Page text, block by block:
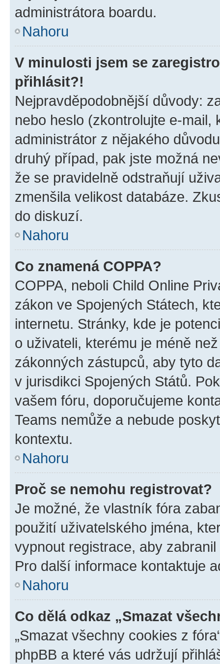
administrátora boardu.
Nahoru
V minulosti jsem se
přihlásit?!
Nejpravděpodobnější důvody:
nebo heslo (zkontrolujte e-
administrátor z nějakého
druhý případ, pak jste možná
že se pravidelně odstraňují
zmenšila velikost databáze.
do diskuzí.
Nahoru
Co znamená COPPA?
COPPA, neboli Child Online
zákon ve Spojených Státech,
internetu. Stránky, kde je
o uživateli, kterému je méně
zákonných zástupců, aby tyto
v jurisdikci Spojených Států.
vašem fóru, doporučujeme
Teams nemůže a nebude
kontextu.
Nahoru
Proč se nemohu registrovat?
Je možné, že vlastník fóra
použití uživatelského jména,
vypnout registrace, aby
Pro další informace kontaktuje
Nahoru
Co dělá odkaz „Smazat
„Smazat všechny cookies z
phpBB a které vás udržují